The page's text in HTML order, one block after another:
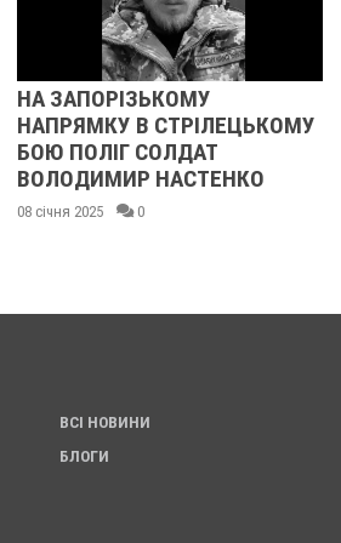
НА ЗАПОРІЗЬКОМУ
НАПРЯМКУ В СТРІЛЕЦЬКОМУ
БОЮ ПОЛІГ СОЛДАТ
ВОЛОДИМИР НАСТЕНКО
08 січня 2025 0
ВСІ НОВИНИ
БЛОГИ